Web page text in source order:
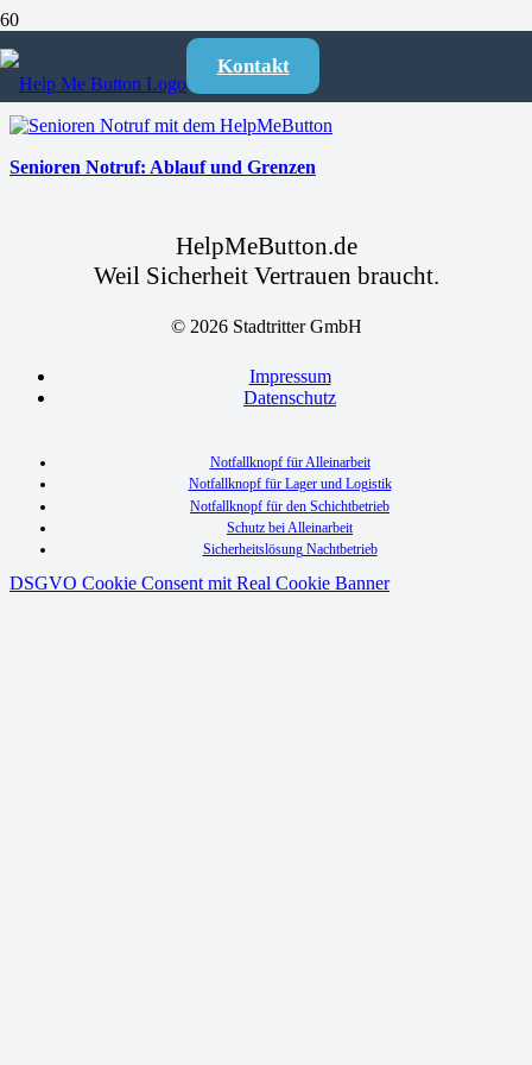
Kontakt
Senioren Notruf
Senioren Notruf: Ablauf und Grenzen
HelpMeButton.de
Weil Sicherheit Vertrauen braucht.
© 2026 Stadtritter GmbH
Impressum
Datenschutz
Notfallknopf für Alleinarbeit
Notfallknopf für Lager und Logistik
Notfallknopf für den Schichtbetrieb
Schutz bei Alleinarbeit
Sicherheitslösung Nachtbetrieb
DSGVO Cookie Consent mit Real Cookie Banner